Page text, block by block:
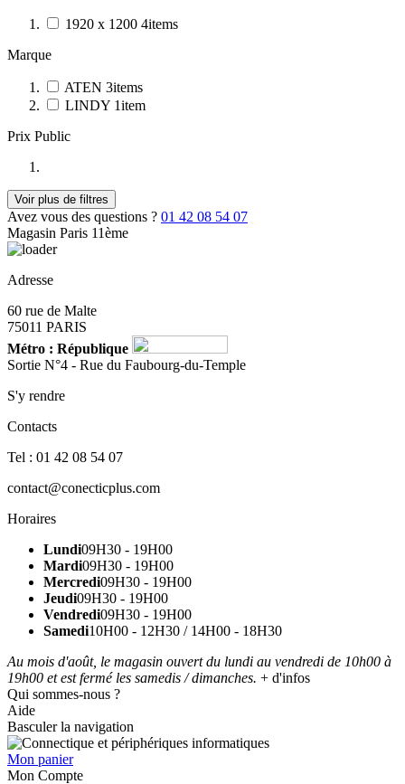
1920 x 1200 4items
Marque
ATEN 3items
LINDY 1item
Prix Public
Voir plus de filtres
Avez vous des questions ? 01 42 08 54 07
Magasin Paris 11ème
Adresse
60 rue de Malte
75011 PARIS
Métro : République
Sortie N°4 - Rue du Faubourg-du-Temple
S'y rendre
Contacts
Tel : 01 42 08 54 07
contact@conecticplus.com
Horaires
Lundi09H30 - 19H00
Mardi09H30 - 19H00
Mercredi09H30 - 19H00
Jeudi09H30 - 19H00
Vendredi09H30 - 19H00
Samedi10H00 - 12H30 / 14H00 - 18H30
Au mois d'août, le magasin ouvert du lundi au vendredi de 10h00 à
19h00 et est fermé les samedis / dimanches. + d'infos
Qui sommes-nous ?
Aide
Basculer la navigation
Mon panier
Mon Compte